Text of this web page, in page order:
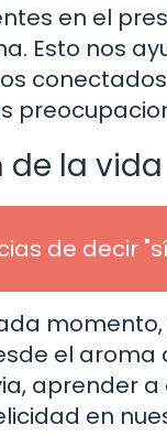
en el
Esto nos
de la vida
de decir
el
aprender
en